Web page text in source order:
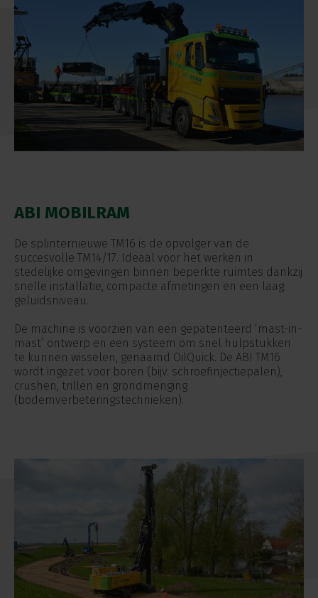
ABI MOBILRAM
De splinternieuwe TM16 is de opvolger van de
succesvolle TM14/17. Ideaal voor het werken in
stedelijke omgevingen binnen beperkte ruimtes dankzij
snelle installatie, compacte afmetingen en een laag
geluidsniveau.
De machine is voorzien van een gepatenteerd ‘mast-in-
mast’ ontwerp en een systeem om snel hulpstukken
te kunnen wisselen, genaamd OilQuick. De ABI TM16
wordt ingezet voor boren (bijv. schroefinjectiepalen),
crushen, trillen en grondmenging
(bodemverbeteringstechnieken).